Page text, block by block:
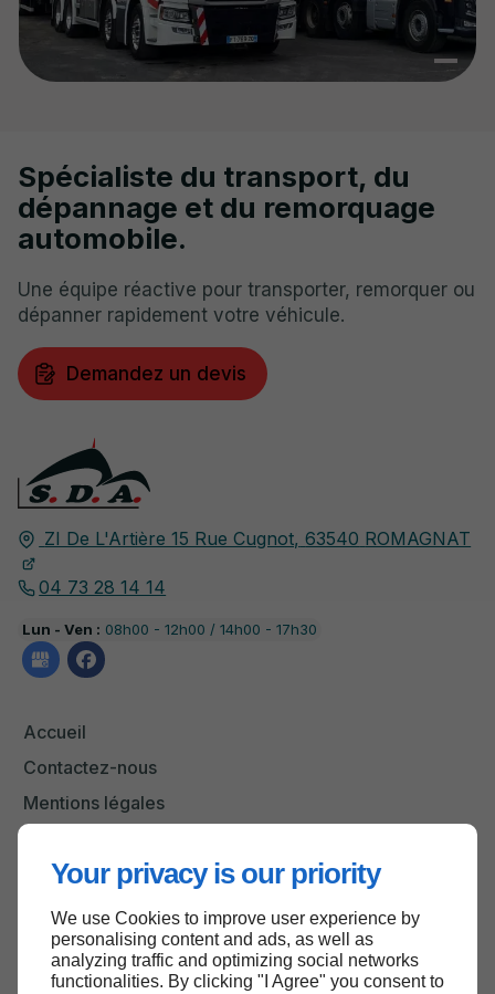
Your privacy is our priority
We use Cookies to improve user experience by
personalising content and ads, as well as
analyzing traffic and optimizing social networks
functionalities. By clicking "I Agree" you consent to
ZI De L'Artière 15 Rue Cugnot, 63540 ROMAGNAT
04 73 28 14 14
Lun - Ven : 08h00 - 12h00 / 14h00 - 17h30
Accueil
Contactez-nous
Mentions légales
Spécialiste du transport, du
dépannage et du remorquage
automobile.
Une équipe réactive pour transporter, remorquer ou
dépanner rapidement votre véhicule.
Demandez un devis
Haut de page